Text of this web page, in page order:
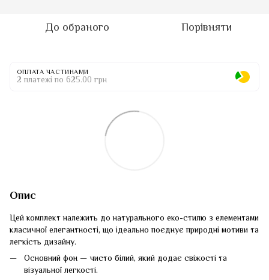
До обраного Порівняти
ОПЛАТА ЧАСТИНАМИ
2 платежі по 625.00 грн
Опис
Цей комплект належить до натурального еко-стилю з елементами
класичної елегантності, що ідеально поєднує природні мотиви та
легкість дизайну.
Основний фон — чисто білий, який додає свіжості та
візуальної легкості.